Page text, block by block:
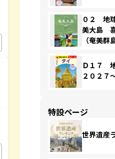
０２ 地
美大島
（奄美
Ｄ１７
２０２７
特設ページ
世界遺産